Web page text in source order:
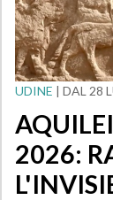
UDINE | DAL 28
2026: